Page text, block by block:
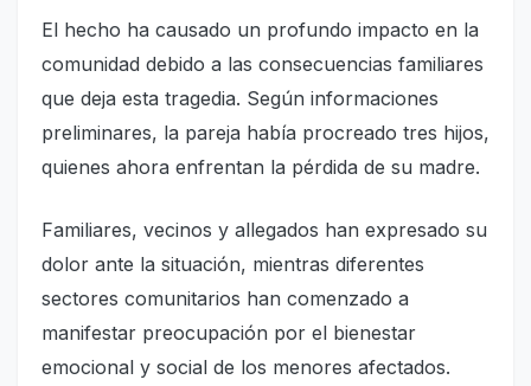
El hecho ha causado un profundo impacto en la
comunidad debido a las consecuencias familiares
que deja esta tragedia. Según informaciones
preliminares, la pareja había procreado tres hijos,
quienes ahora enfrentan la pérdida de su madre.
Familiares, vecinos y allegados han expresado su
dolor ante la situación, mientras diferentes
sectores comunitarios han comenzado a
manifestar preocupación por el bienestar
emocional y social de los menores afectados.